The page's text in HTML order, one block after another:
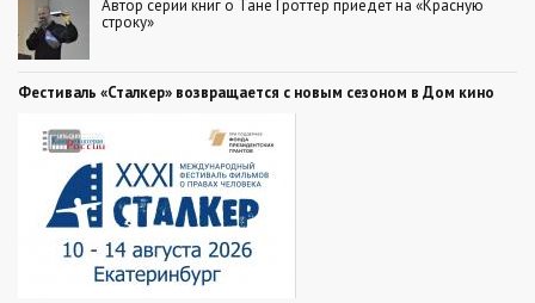
Автор серии книг о Тане Гроттер приедет на «Красную
строку»
Фестиваль «Сталкер» возвращается с новым сезоном в Дом кино